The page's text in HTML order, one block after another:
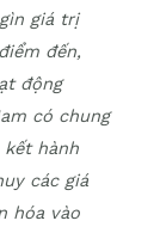
giá trị
đến,
động
có chung
hành
các giá
hóa vào